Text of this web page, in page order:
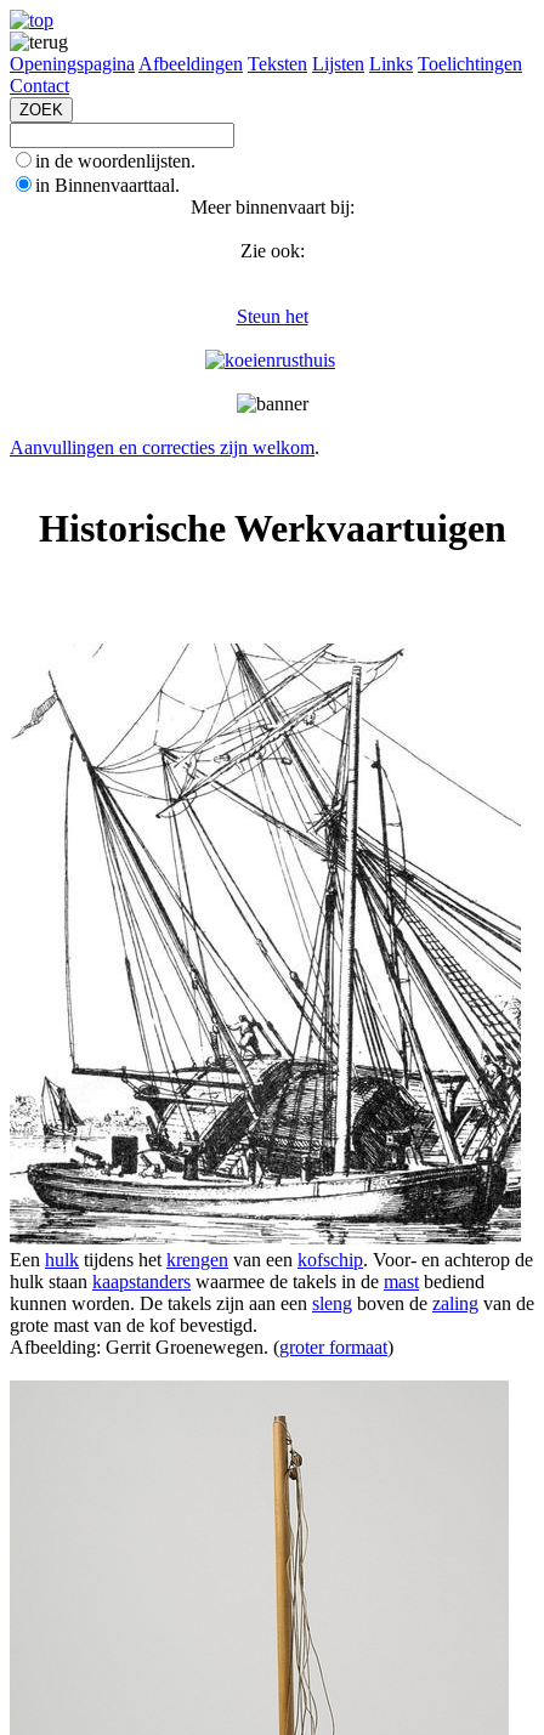
Openingspagina Afbeeldingen Teksten Lijsten Links Toelichtingen
Contact
in de woordenlijsten.
in Binnenvaarttaal.
Meer binnenvaart bij:
Zie ook:
Steun het
Aanvullingen en correcties zijn welkom.
Historische Werkvaartuigen
Een hulk tijdens het krengen van een kofschip. Voor- en achterop de
hulk staan kaapstanders waarmee de takels in de mast bediend
kunnen worden. De takels zijn aan een sleng boven de zaling van de
grote mast van de kof bevestigd.
Afbeelding: Gerrit Groenewegen. (groter formaat)